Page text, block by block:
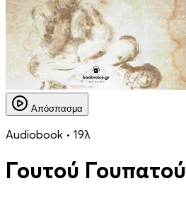
Απόσπασμα
Audiobook • 19λ
Γουτού Γουπατού